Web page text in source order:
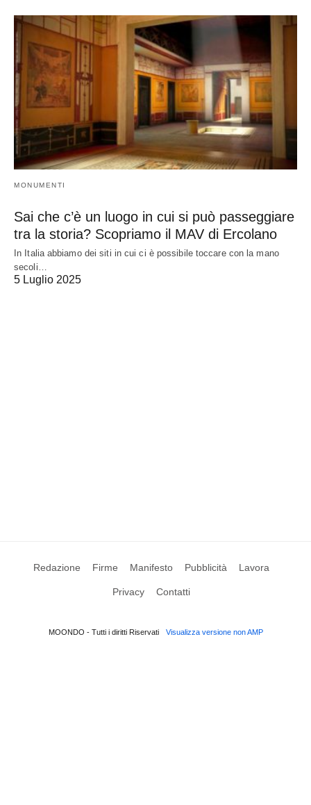
MONUMENTI
Sai che c’è un luogo in cui si può passeggiare
tra la storia? Scopriamo il MAV di Ercolano
In Italia abbiamo dei siti in cui ci è possibile toccare con la mano
secoli…
5 Luglio 2025
Redazione Firme Manifesto Pubblicità Lavora
Privacy Contatti
MOONDO - Tutti i diritti Riservati Visualizza versione non AMP